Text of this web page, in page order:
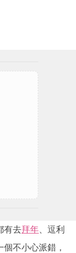
有去拜年、逗利
不小心派錯，